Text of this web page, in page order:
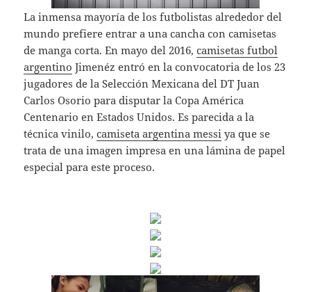
La inmensa mayoría de los futbolistas alrededor del
mundo prefiere entrar a una cancha con camisetas
de manga corta. En mayo del 2016,camisetas futbol
argentino Jimenéz entró en la convocatoria de los 23
jugadores de la Selección Mexicana del DT Juan
Carlos Osorio para disputar la Copa América
Centenario en Estados Unidos. Es parecida a la
técnica vinilo,camiseta argentina messi ya que se
trata de una imagen impresa en una lámina de papel
especial para este proceso.